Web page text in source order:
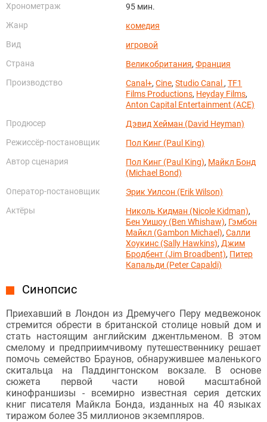
Хронометраж
95 мин.
Жанр
комедия
Вид
игровой
Страна
Великобритания,Франция
Производство
Canal+,Cine,Studio Canal ,TF1
Films Productions, Heyday Films,
Anton Capital Entertainment (ACE)
Продюсер
Дэвид Хейман (David Heyman)
Режиссёр-постановщик
Пол Кинг (Paul King)
Автор сценария
Пол Кинг (Paul King), Майкл Бонд
(Michael Bond)
Оператор-постановщик
Эрик Уилсон (Erik Wilson)
Актёры
Николь Кидман (Nicole Kidman),
Бен Уишоу (Ben Whishaw), Гэмбон
Майкл (Gambon Michael),Салли
Хоукинс (Sally Hawkins), Джим
Бродбент (Jim Broadbent), Питер
Капальди (Peter Capaldi)
Синопсис
Приехавший в Лондон из Дремучего Перу медвежонок
стремится обрести в британской столице новый дом и
стать настоящим английским джентльменом. В этом
смелому и предприимчивому путешественнику решает
помочь семейство Браунов, обнаружившее маленького
скитальца на Паддингтонском вокзале. В основе
сюжета первой части новой масштабной
кинофраншизы - всемирно известная серия детских
книг писателя Майкла Бонда, изданных на 40 языках
тиражом более 35 миллионов экземпляров.